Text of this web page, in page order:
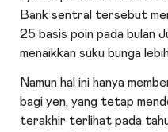
Bank sentral tersebut
25 basis poin pada bulan
menaikkan suku bunga
Namun hal ini hanya
bagi yen, yang tetap
terakhir terlihat pada